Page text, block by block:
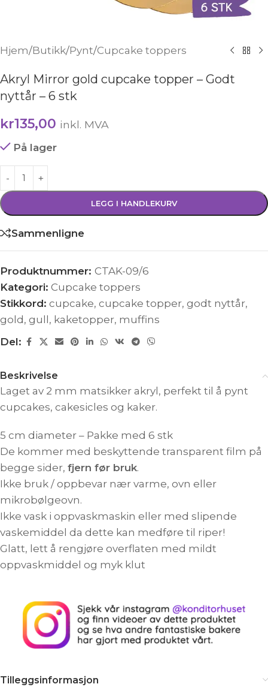
Hjem/Butikk/Pynt/Cupcake toppers
Akryl Mirror gold cupcake topper – Godt
nyttår – 6 stk
kr135,00 inkl. MVA
På lager
LEGG I HANDLEKURV
Sammenligne
Produktnummer: CTAK-09/6
Kategori: Cupcake toppers
Stikkord: cupcake, cupcake topper, godt nyttår,
gold , gull , kaketopper, muffins
Del:
Beskrivelse
Laget av 2 mm matsikker akryl, perfekt til å pynt
cupcakes, cakesicles og kaker.
5 cm diameter – Pakke med 6 stk
De kommer med beskyttende transparent film på
begge sider, fjern før bruk.
Ikke bruk / oppbevar nær varme, ovn eller
mikrobølgeovn.
Ikke vask i oppvaskmaskin eller med slipende
vaskemiddel da dette kan medføre til riper!
Glatt, lett å rengjøre overflaten med mildt
oppvaskmiddel og myk klut
Tilleggsinformasjon